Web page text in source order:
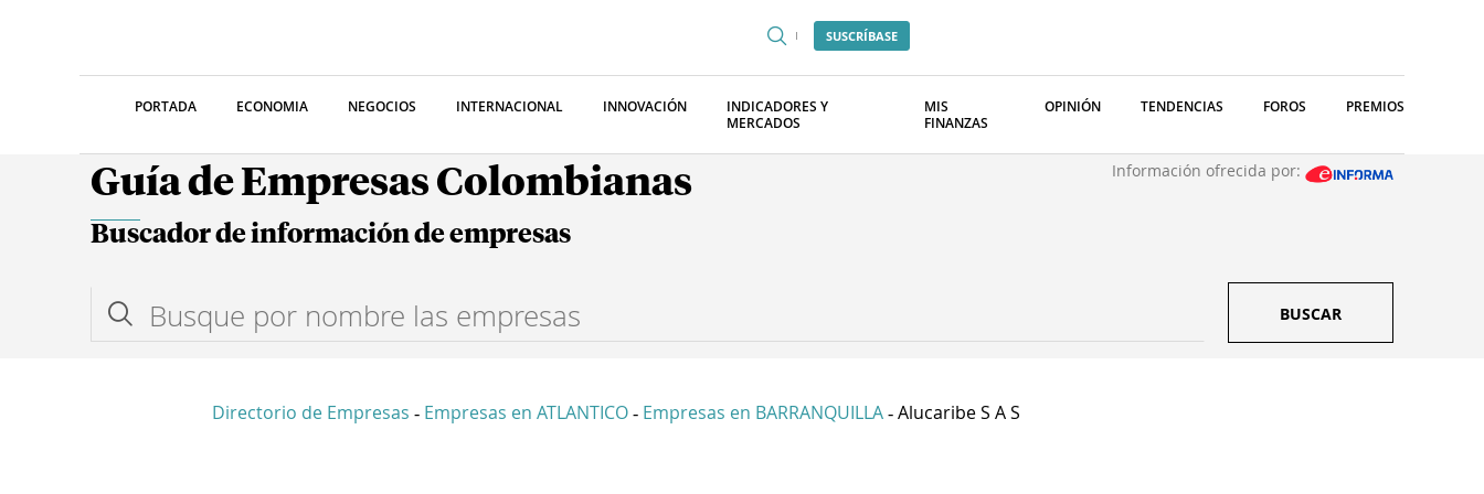
SUSCRÍBASE
PORTADA ECONOMIA NEGOCIOS INTERNACIONAL INNOVACIÓN
INDICADORES Y
MERCADOS
MIS
FINANZAS
OPINIÓN TENDENCIAS FOROS PREMIOS
Guía de Empresas Colombianas Información ofrecida por:
Buscador de información de empresas
BUSCAR
Directorio de Empresas - Empresas en ATLANTICO - Empresas en BARRANQUILLA - Alucaribe S A S